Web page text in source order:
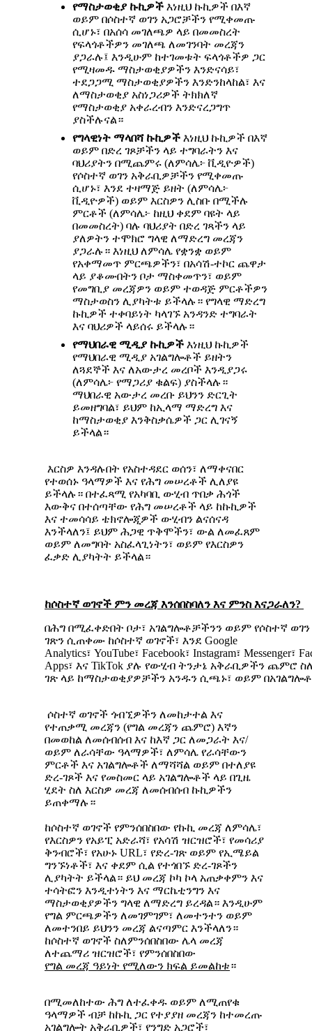
የማስታወቂያ ኩኪዎች እነዚህ ኩኪዎች በእኛ
ወይም በሶስተኛ ወገን አጋሮቻችን የሚቀመጡ
ሲሆኑ፣ በአሰሳ መገለጫዎ ላይ በመመስረት
የፍላጎቶችዎን መገለጫ ለመገንባት መረጃን
ያጋራሉ፤ እንዲሁም ከተገመቱት ፍላጎቶችዎ ጋር
የሚዛመዱ ማስታወቂያዎችን እንድናሳይ፣
ተደጋጋሚ ማስታወቂያዎችን እንድንከላከል፣ እና
ለማስታወቂያ አስነጋሪዎች ትክክለኛ
የማስታወቂያ አቀራረብን እንድናረጋግጥ
ያስችሉናል።
የግላዊነት ማላበሻ ኩኪዎች እነዚህ ኩኪዎች በእኛ
ወይም በድረ ገጾቻችን ላይ ተግባራትን እና
ባህሪያትን በሚጨምሩ (ለምሳሌ፦ ቪዲዮዎች)
የሶስተኛ ወገን አቅራቢዎቻችን የሚቀመጡ
ሲሆኑ፣ እንደ ተዛማጅ ይዘት (ለምሳሌ፦
ቪዲዮዎች) ወይም እርስዎን ሊስቡ በሚችሉ
ምርቶች (ለምሳሌ፦ ከዚህ ቀደም ባዩት ላይ
በመመስረት) ባሉ ባህሪያት በድረ ገጻችን ላይ
ያለዎትን ተሞክሮ ግላዊ ለማድረግ መረጃን
ያጋራሉ። እነዚህ ለምሳሌ የቋንቋ ወይም
የአቀማመጥ ምርጫዎችን፣ በአሳሽ-ተኮር ጨዋታ
ላይ ያቆሙበትን ቦታ ማስቀመጥን፣ ወይም
የመግቢያ መረጃዎን ወይም ተወዳጅ ምርቶችዎን
ማስታወስን ሊያካትቱ ይችላሉ። የግላዊ ማድረግ
ኩኪዎች ተቀባይነት ካላገኙ አንዳንድ ተግባራት
እና ባህሪዎች ላይሰሩ ይችላሉ።
የማህበራዊ ሚዲያ ኩኪዎች እነዚህ ኩኪዎች
የማህበራዊ ሚዲያ አገልግሎቶች ይዘትን
ለጓደኞች እና ለአውታረ መረቦች እንዲያጋሩ
(ለምሳሌ፦ የማጋሪያ ቁልፍ) ያስችላሉ።
ማህበራዊ አውታረ መረቡ ይህንን ድርጊት
ይመዘግባል፣ ይህም ከኢላማ ማድረግ እና
ከማስታወቂያ እንቅስቃሴዎች ጋር ሊገናኝ
ይችላል።
እርስዎ እንዳሉበት የአስተዳደር ወሰን፣ ለማቀናበር
የተወሰኑ ዓላማዎች እና የሕግ መሠረቶች ሊለያዩ
ይችላሉ። በተፈጻሚ የአካባቢ ውሂብ ጥበቃ ሕጎች
እውቅና በተሰጣቸው የሕግ መሠረቶች ላይ ከኩኪዎች
እና ተመሳሳይ ቴክኖሎጂዎች ውሂብን ልናሰናዳ
እንችላለን፤ ይህም ሕጋዊ ጥቅሞችን፣ ውል ለመፈጸም
ወይም ለመግባት አስፈላጊነትን፣ ወይም የእርስዎን
ፈቃድ ሊያካትት ይችላል።
ከሶስተኛ ወገኖች ምን መረጃ እንሰበስባለን እና ምንስ እናጋራለን?
በሕግ በሚፈቀድበት ቦታ፣ አገልግሎቶቻችንን ወይም የሶስተኛ ወገን
ገጽን ሲጠቀሙ ከሶስተኛ ወገኖች፣ እንደ Google
Analytics፣ YouTube፣ Facebook፣ Instagram፣ Messenger፣
Apps፣ እና TikTok ያሉ የውሂብ ትንታኔ አቅራቢዎችን ጨምሮ
ገጽ ላይ ከማስታወቂያዎቻችን አንዱን ሲጫኑ፣ ወይም
ሶስተኛ ወገኖች ጎብኚዎችን ለመከታተል እና
የተጠቃሚ መረጃን (የግል መረጃን ጨምሮ) እኛን
በመወከል ለመሰብሰብ እና ከእኛ ጋር ለመጋራት እና/
ወይም ለራሳቸው ዓላማዎች፣ ለምሳሌ የራሳቸውን
ምርቶች እና አገልግሎቶች ለማሻሻል ወይም በተለያዩ
ድረ-ገጾች እና የመስመር ላይ አገልግሎቶች ላይ በጊዜ
ሂደት ስለ እርስዎ መረጃ ለመሰብሰብ ኩኪዎችን
ይጠቀማሉ።
ከሶስተኛ ወገኖች የምንሰበስበው የኩኪ መረጃ ለምሳሌ፣
የእርስዎን የአይፒ አድራሻ፣ የአሳሽ ዝርዝሮች፣ የመሳሪያ
ቅንብሮች፣ የአሁኑ URL፣ የድረ-ገጽ ወይም የኢሜይል
ግንኙነቶች፣ እና ቀደም ሲል የተጎበኙ ድረ-ገጾችን
ሊያካትት ይችላል። ይህ መረጃ ኮካ ኮላ አጠቃቀምን እና
ተሳትፎን እንዲተነትን እና ማርኬቲንግን እና
ማስታወቂያዎችን ግላዊ ለማድረግ ይረዳል። እንዲሁም
የግል ምርጫዎችን ለመገምገም፣ ለመተንተን ወይም
ለመተንበይ ይህንን መረጃ ልናጣምር እንችላለን።
ከሶስተኛ ወገኖች ስለምንሰበስበው ሌላ መረጃ
ለተጨማሪ ዝርዝሮች፣ የምንሰበስበው
የግል መረጃ ዓይነት የሚለውን ክፍል ይመልከቱ።
በሚመለከተው ሕግ ለተፈቀዱ ወይም ለሚጠየቁ
ዓላማዎች ብቻ ከኩኪ ጋር የተያያዘ መረጃን ከተመረጡ
አገልግሎት አቅራቢዎች፣ የንግድ አጋሮች፣